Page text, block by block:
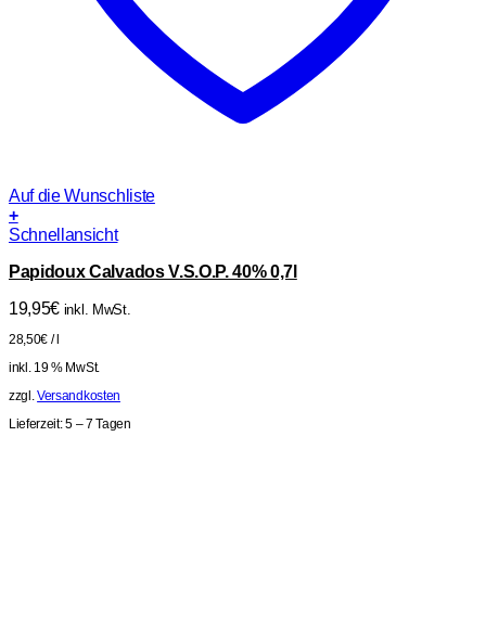
Auf die Wunschliste
+
Schnellansicht
Papidoux Calvados V.S.O.P. 40% 0,7l
19,95€ inkl. MwSt.
28,50€ /l
inkl. 19 % MwSt.
zzgl.Versandkosten
Lieferzeit:5 – 7 Tagen